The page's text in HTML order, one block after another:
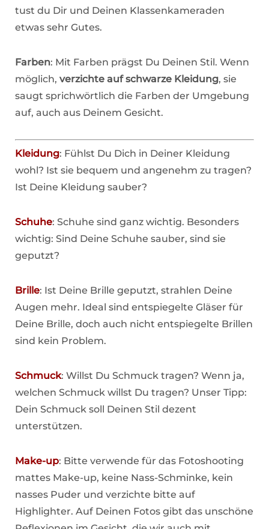
tust du Dir und Deinen Klassenkameraden
etwas sehr Gutes.
Farben: Mit Farben prägst Du Deinen Stil. Wenn
möglich, verzichte auf schwarze Kleidung, sie
saugt sprichwörtlich die Farben der Umgebung
auf, auch aus Deinem Gesicht.
Kleidung: Fühlst Du Dich in Deiner Kleidung
wohl? Ist sie bequem und angenehm zu tragen?
Ist Deine Kleidung sauber?
Schuhe: Schuhe sind ganz wichtig. Besonders
wichtig: Sind Deine Schuhe sauber, sind sie
geputzt?
Brille: Ist Deine Brille geputzt, strahlen Deine
Augen mehr. Ideal sind entspiegelte Gläser für
Deine Brille, doch auch nicht entspiegelte Brillen
sind kein Problem.
Schmuck: Willst Du Schmuck tragen? Wenn ja,
welchen Schmuck willst Du tragen? Unser Tipp:
Dein Schmuck soll Deinen Stil dezent
unterstützen.
Make-up: Bitte verwende für das Fotoshooting
mattes Make-up, keine Nass-Schminke, kein
nasses Puder und verzichte bitte auf
Highlighter. Auf Deinen Fotos gibt das unschöne